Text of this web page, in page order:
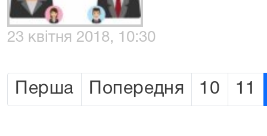
23 квітня 2018, 10:30
Перша Попередня 10 11